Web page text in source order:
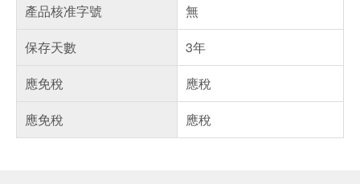
產品核准字號
無
保存天數
3年
應免稅
應稅
應免稅
應稅